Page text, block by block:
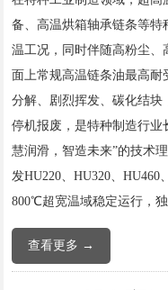
备、高温烘箱轴承链条等
温工况，同时伴随高粉尘
面上常规高温链条油最高
分解、剧烈挥发、碳化结
停机报废，是特种制造行业
慧润滑，智造未来”的技术
发HU220、HU320、
800℃超宽温域稳定运行，
查看更多 →